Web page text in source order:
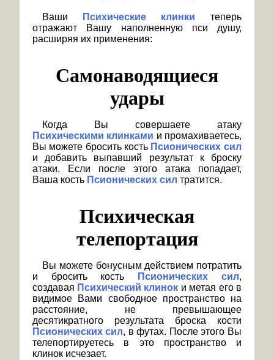
Ваши Психические клинки теперь
отражают Вашу наполненную пси душу,
расширяя их применения:
Самонаводящиеся
удары
Когда Вы совершаете атаку
Психическими клинками и промахиваетесь,
Вы можете бросить кость Псионических сил
и добавить выпавший результат к броску
атаки. Если после этого атака попадает,
Ваша кость Псионических сил тратится.
Психическая
телепортация
Вы можете бонусным действием потратить
и бросить кость
Псионических сил,
создавая Психический клинок и метая его в
видимое Вами свободное пространство на
расстояние, не превышающее
десятикратного результата броска кости
Псионических сил, в футах. После этого Вы
телепортируетесь в это пространство и
клинок исчезает.